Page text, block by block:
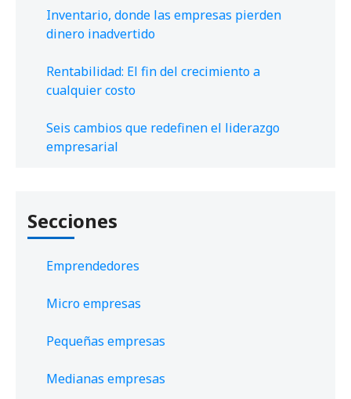
Inventario, donde las empresas pierden
dinero inadvertido
Rentabilidad: El fin del crecimiento a
cualquier costo
Seis cambios que redefinen el liderazgo
empresarial
Secciones
Emprendedores
Micro empresas
Pequeñas empresas
Medianas empresas